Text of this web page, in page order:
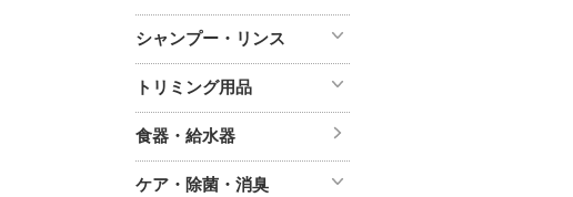
シャンプー・リンス
トリミング用品
食器・給水器
ケア・除菌・消臭